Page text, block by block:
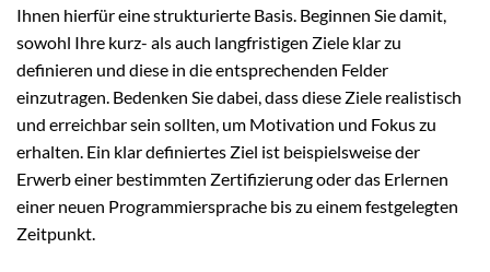
Ihnen hierfür eine strukturierte Basis. Beginnen Sie damit,
sowohl Ihre kurz- als auch langfristigen Ziele klar zu
definieren und diese in die entsprechenden Felder
einzutragen. Bedenken Sie dabei, dass diese Ziele realistisch
und erreichbar sein sollten, um Motivation und Fokus zu
erhalten. Ein klar definiertes Ziel ist beispielsweise der
Erwerb einer bestimmten Zertifizierung oder das Erlernen
einer neuen Programmiersprache bis zu einem festgelegten
Zeitpunkt.